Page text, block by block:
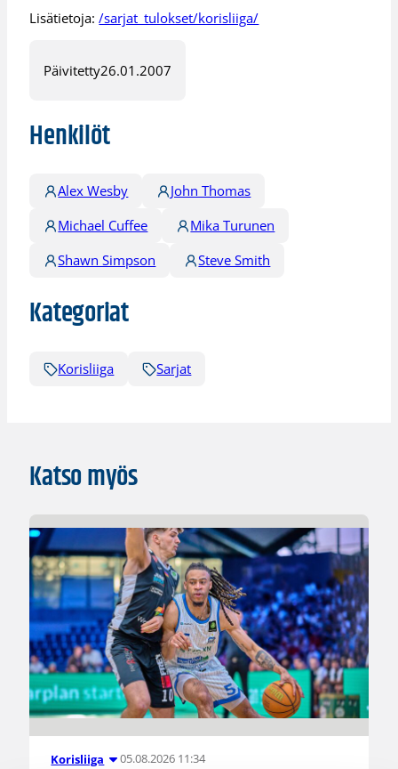
Lisätietoja:/sarjat_tulokset/korisliiga/
Päivitetty26.01.2007
Henkilöt
Alex Wesby
John Thomas
Michael Cuffee
Mika Turunen
Shawn Simpson
Steve Smith
Kategoriat
Korisliiga Sarjat
Katso myös
Korisliiga 05.08.2026 11:34